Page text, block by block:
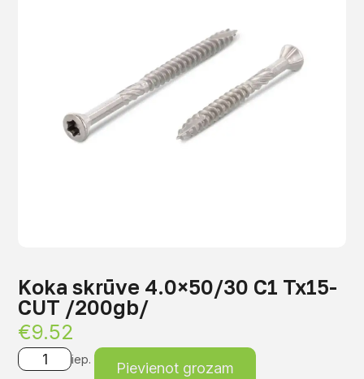
Koka skrūve 4.0×50/30 C1 Tx15-
CUT /200gb/
€9.52
iep.
Pievienot grozam